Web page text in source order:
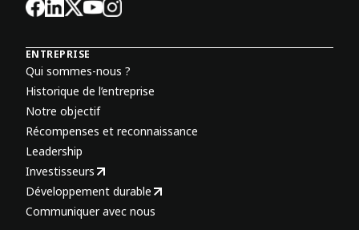
ENTREPRISE
Qui sommes-nous ?
Historique de l’entreprise
Notre objectif
Récompenses et reconnaissance
Leadership
Investisseurs
Développement durable
Communiquer avec nous